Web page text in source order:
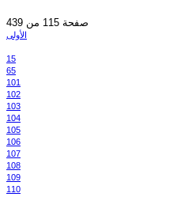
صفحة 115 من 439
الأولى
15
65
101
102
103
104
105
106
107
108
109
110